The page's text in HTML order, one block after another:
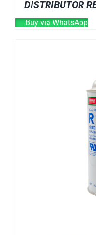
DISTRIBUTOR
Buy via WhatsApp